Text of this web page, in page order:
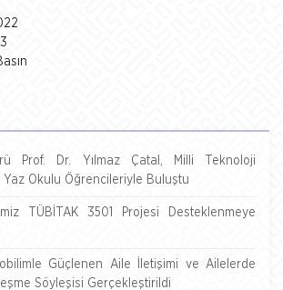
Prof. Dr. Yılmaz Çatal, Milli Teknoloji
Okulu Öğrencileriyle Buluştu
TÜBİTAK 3501 Projesi Desteklenmeye
Güçlenen Aile İletişimi ve Ailelerde
Söyleşisi Gerçekleştirildi